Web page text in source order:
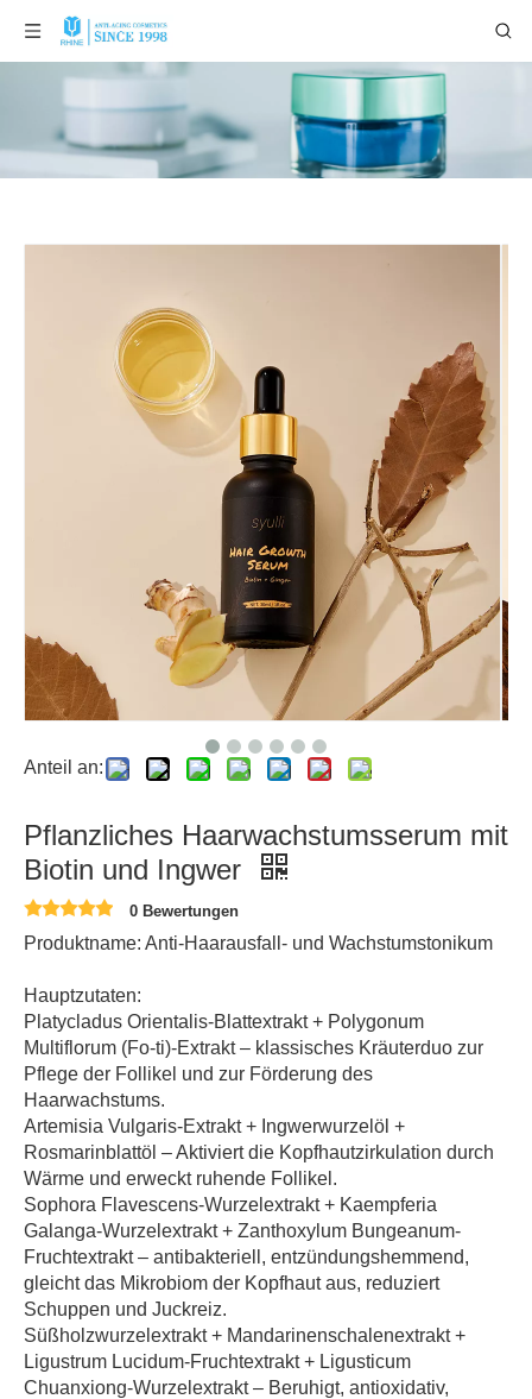
Anteil an:
Pflanzliches Haarwachstumsserum mit
Biotin und Ingwer
0 Bewertungen
Produktname: Anti-Haarausfall- und Wachstumstonikum
Hauptzutaten:
Platycladus Orientalis-Blattextrakt + Polygonum
Multiflorum (Fo-ti)-Extrakt – klassisches Kräuterduo zur
Pflege der Follikel und zur Förderung des
Haarwachstums.
Artemisia Vulgaris-Extrakt + Ingwerwurzelöl +
Rosmarinblattöl – Aktiviert die Kopfhautzirkulation durch
Wärme und erweckt ruhende Follikel.
Sophora Flavescens-Wurzelextrakt + Kaempferia
Galanga-Wurzelextrakt + Zanthoxylum Bungeanum-
Fruchtextrakt – antibakteriell, entzündungshemmend,
gleicht das Mikrobiom der Kopfhaut aus, reduziert
Schuppen und Juckreiz.
Süßholzwurzelextrakt + Mandarinenschalenextrakt +
Ligustrum Lucidum-Fruchtextrakt + Ligusticum
Chuanxiong-Wurzelextrakt – Beruhigt, antioxidativ,